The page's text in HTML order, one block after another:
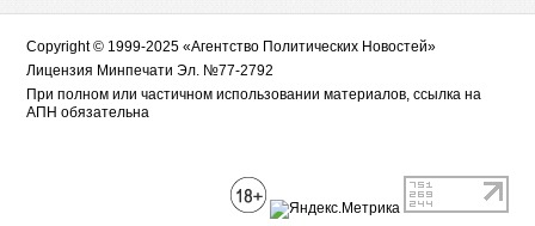
Copyright © 1999-2025 «Агентство Политических Новостей»
Лицензия Минпечати Эл. №77-2792
При полном или частичном использовании материалов, ссылка на
АПН обязательна